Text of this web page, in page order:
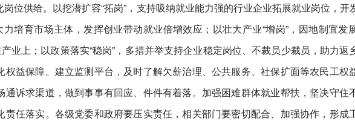
位供给。以挖潜扩容“拓岗”，支持吸纳就业能力强的行业企业拓展就业岗位，开
力培育市场主体，发挥创业带动就业倍增效应；以壮大产业“增岗”，因地制宜发
业上；以政策落实“稳岗”，多措并举支持企业稳定岗位、不裁员少裁员，助力返
益保障。建立监测平台，及时了解欠薪治理、公共服务、社保扩面等农民工权
通诉求渠道，做到事事有回应、件件有着落。加强困难群体就业帮扶，坚决守住
责任落实。各级党委和政府要压实责任，相关部门要密切配合、加强协作，形成